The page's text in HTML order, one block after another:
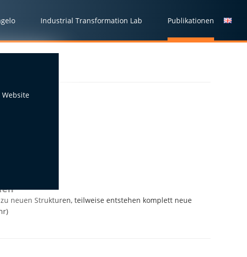
Industrial Transformation Lab Publikationen
neuen Strukturen, teilweise entstehen komplett neue